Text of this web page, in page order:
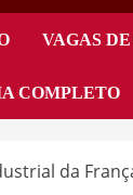
VAGAS
COMPLETO
da